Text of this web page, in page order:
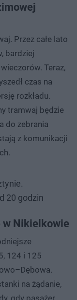
Przez całe lato
bardziej
Teraz,
czas na
rozkładu.
tramwaj będzie
do zebrania
z komunikacji
20 godzin
w Nikielkowie
124 i 125
na żądanie,
gdy pasażer